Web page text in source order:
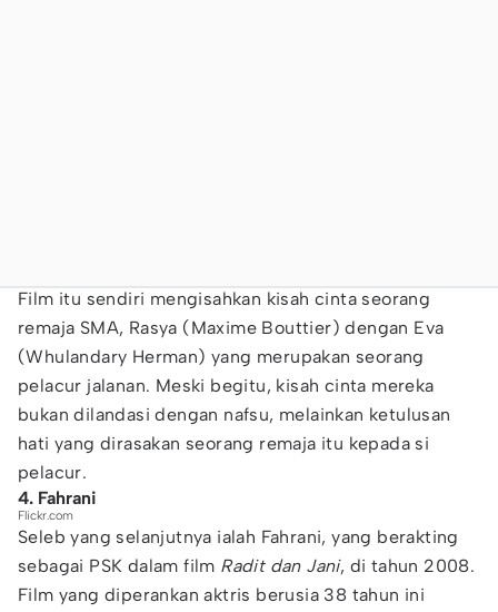
Film itu sendiri mengisahkan kisah cinta seorang
remaja SMA, Rasya (Maxime Bouttier) dengan Eva
(Whulandary Herman) yang merupakan seorang
pelacur jalanan. Meski begitu, kisah cinta mereka
bukan dilandasi dengan nafsu, melainkan ketulusan
hati yang dirasakan seorang remaja itu kepada si
pelacur.
4. Fahrani
Flickr.com
Seleb yang selanjutnya ialah Fahrani, yang berakting
sebagai PSK dalam film Radit dan Jani, di tahun 2008.
Film yang diperankan aktris berusia 38 tahun ini